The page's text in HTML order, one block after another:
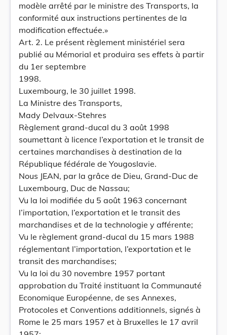
modèle arrêté par le ministre des Transports, la
conformité aux instructions pertinentes de la
modification effectuée.»
Art. 2. Le présent règlement ministériel sera
publié au Mémorial et produira ses effets à partir
du 1er septembre
1998.
Luxembourg, le 30 juillet 1998.
La Ministre des Transports,
Mady Delvaux-Stehres
Règlement grand-ducal du 3 août 1998
soumettant à licence l’exportation et le transit de
certaines marchandises à destination de la
République fédérale de Yougoslavie.
Nous JEAN, par la grâce de Dieu, Grand-Duc de
Luxembourg, Duc de Nassau;
Vu la loi modifiée du 5 août 1963 concernant
l’importation, l’exportation et le transit des
marchandises et de la technologie y afférente;
Vu le règlement grand-ducal du 15 mars 1988
réglementant l’importation, l’exportation et le
transit des marchandises;
Vu la loi du 30 novembre 1957 portant
approbation du Traité instituant la Communauté
Economique Européenne, de ses Annexes,
Protocoles et Conventions additionnels, signés à
Rome le 25 mars 1957 et à Bruxelles le 17 avril